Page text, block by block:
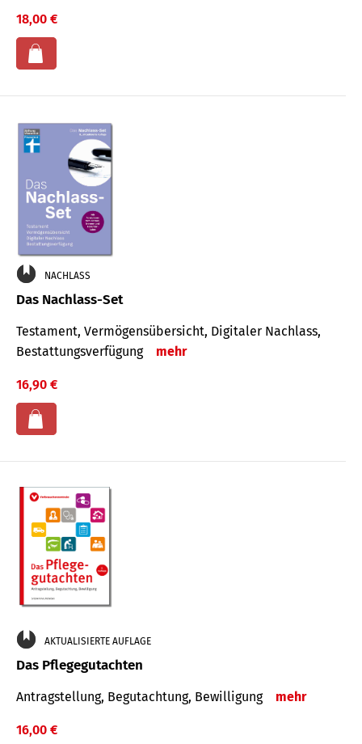
18,00 €
NACHLASS
Das Nachlass-Set
Testament, Vermögens­übersicht, Digitaler Nach­lass,
Bestat­tungs­ver­fügung
mehr
16,90 €
AKTUALISIERTE AUFLAGE
Das Pflegegutachten
Antragstellung, Begutachtung, Bewilligung mehr
16,00 €